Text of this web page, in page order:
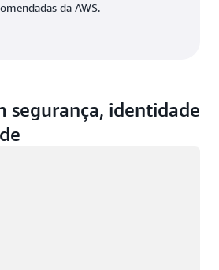
da AWS.
segurança, identidade